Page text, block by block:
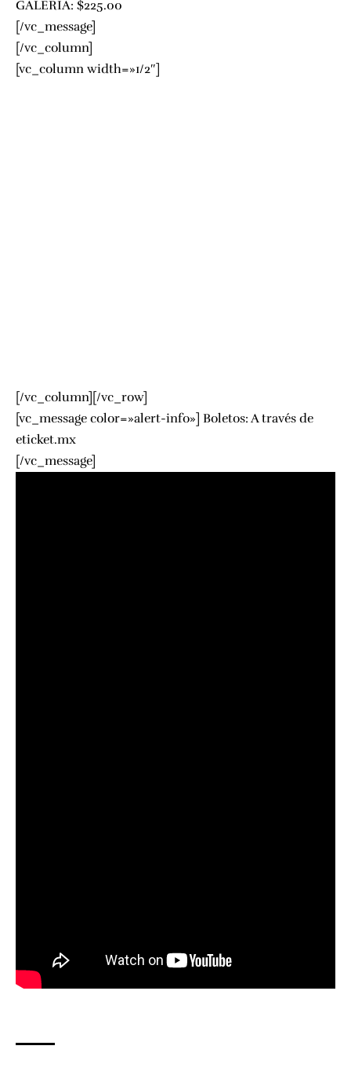
GALERIA: $225.00
[/vc_message]
[/vc_column]
[vc_column width=»1/2″]
[/vc_column][/vc_row]
[vc_message color=»alert-info»] Boletos: A través de
eticket.mx
[/vc_message]